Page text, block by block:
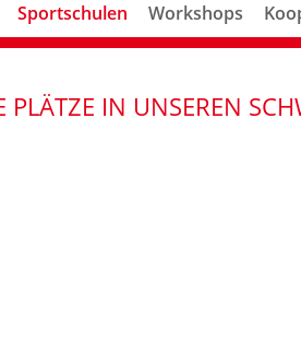
Sportschulen Workshops
PLÄTZE IN UNSEREN